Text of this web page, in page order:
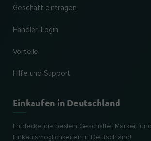
Geschäft eintragen
Händler-Login
Vorteile
Hilfe und Support
Einkaufen in Deutschland
Entdecke die besten Geschäfte, Marken und
Einkaufsmöglichkeiten in Deutschland!